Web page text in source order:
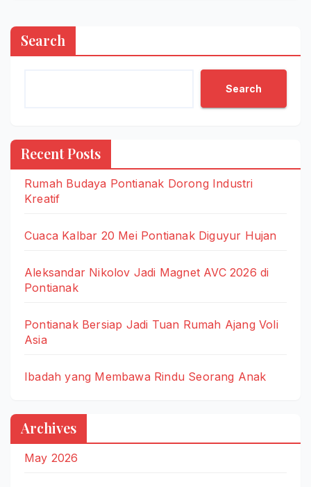
Search
Search
Recent Posts
Rumah Budaya Pontianak Dorong Industri
Kreatif
Cuaca Kalbar 20 Mei Pontianak Diguyur Hujan
Aleksandar Nikolov Jadi Magnet AVC 2026 di
Pontianak
Pontianak Bersiap Jadi Tuan Rumah Ajang Voli
Asia
Ibadah yang Membawa Rindu Seorang Anak
Archives
May 2026